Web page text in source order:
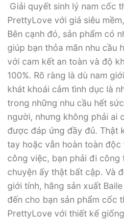
Giải quyết sinh lý nam cốc
PrettyLove với giá siêu
Bên cạnh đó, sản phẩm có
giúp bạn thỏa mãn nhu cầu
với cam kết an toàn và độ
100%. Rõ ràng là dù nam
khát khoái cảm tình dục là
trong những nhu cầu hết
người, nhưng không phải ai
được đáp ứng đầy đủ. Thật
tay hoặc vẫn hoàn toàn độc
công việc, bạn phải đi công
chuyện ấy thật bất cập. Và
giới tính, hãng sản xuất
đến cho bạn sản phẩm cốc
PrettyLove với thiết kế